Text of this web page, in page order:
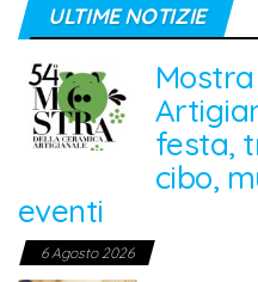
ULTIME NOTIZIE
festa,
cibo,
eventi
6 Agosto 2026